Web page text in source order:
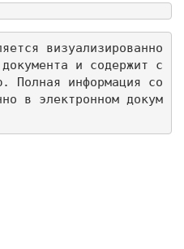
визуализированно
и содержит с
Полная информация со
в электронном докум